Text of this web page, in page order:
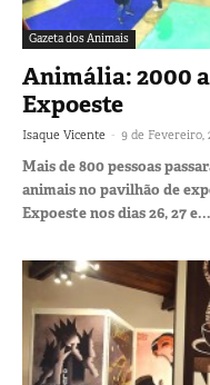
Gazeta dos Animais
Animália: 2000
Expoeste
Isaque Vicente - 9 de Fevereiro,
Mais de 800 pessoas
animais no pavilhão de
Expoeste nos dias 26, 27 e...